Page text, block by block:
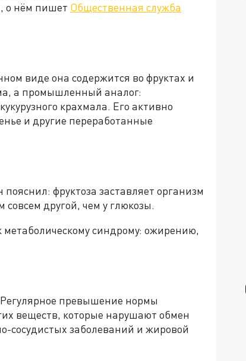
о нём пишет Общественная служба
виде она содержится во фруктах и
а промышленный аналог:
крахмала. Его активно
и другие переработанные
фруктоза заставляет организм
другой, чем у глюкозы.
метаболическому синдрому: ожирению,
превышение нормы
веществ, которые нарушают обмен
сосудистых заболеваний и жировой